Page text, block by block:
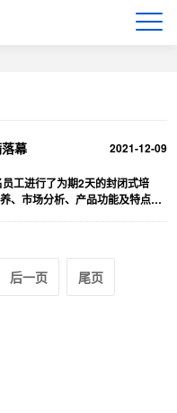
2021-12-09
幕
工进行了为期2天的封闭式培
、市场分析、产品功能及特点、
后一页 尾页